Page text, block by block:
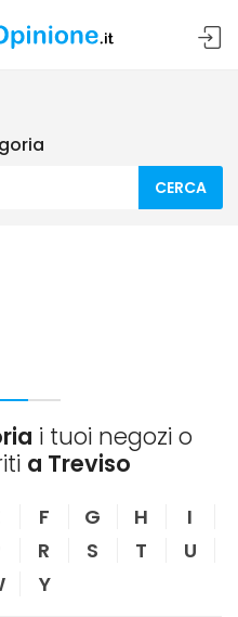
CERCA
i tuoi negozi o
a Treviso
F G H
I
R S T
U
Y